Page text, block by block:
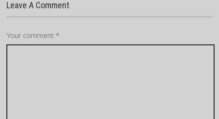
Leave A Comment
Your comment*